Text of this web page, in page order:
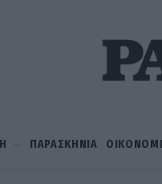
ΠΑΡΑΣΚΗΝΙΑ